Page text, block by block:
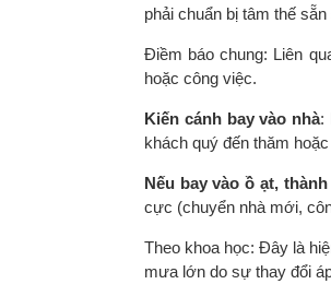
phải chuẩn bị tâm thế
Điềm báo chung: Liên
hoặc công việc.
Kiến cánh bay vào nhà:
khách quý đến thăm
Nếu bay vào ồ ạt, thành
cực (chuyển nhà mới,
Theo khoa học: Đây là
mưa lớn do sự thay đổi